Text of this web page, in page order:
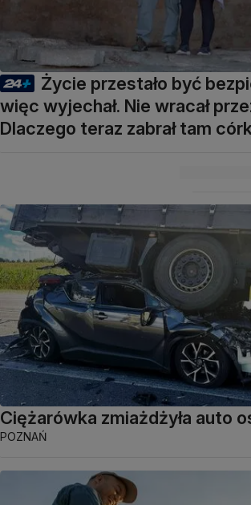
Życie przestało być
więc wyjechał. Nie wracał
Dlaczego teraz zabrał tam
Ciężarówka zmiażdżyła auto
POZNAŃ